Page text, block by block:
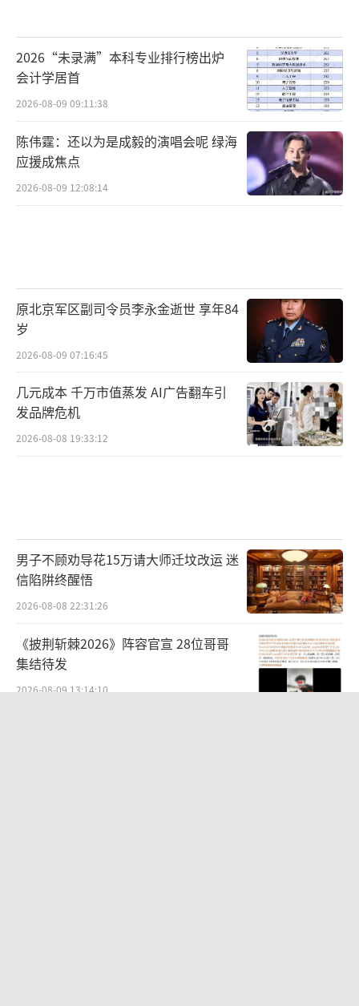
2026“未录满”本科专业排行榜出炉
会计学居首
2026-08-09 09:11:38
陈伟霆：还以为是成毅的演唱会呢 绿海
应援成焦点
2026-08-09 12:08:14
原北京军区副司令员李永金逝世 享年84
岁
2026-08-09 07:16:45
几元成本 千万市值蒸发 AI广告翻车引
发品牌危机
2026-08-08 19:33:12
男子不顾劝导花15万请大师迁坟改运 迷
信陷阱终醒悟
2026-08-08 22:31:26
《披荆斩棘2026》阵容官宣 28位哥哥
集结待发
2026-08-09 13:14:10